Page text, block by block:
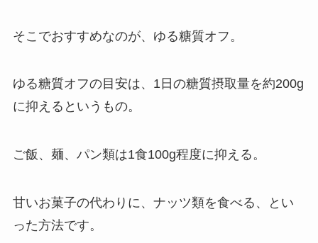
そこでおすすめなのが、ゆる糖質オフ。
ゆる糖質オフの目安は、1日の糖質摂取量を約200g
に抑えるというもの。
ご飯、麺、パン類は1食100g程度に抑える。
甘いお菓子の代わりに、ナッツ類を食べる、とい
った方法です。